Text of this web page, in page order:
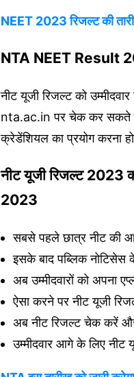
NEET 2023 रिजल्ट की
NTA NEET Result
नीट यूजी रिजल्ट को
nta.ac.in पर चेक कर सकते हैं.
क्रेडेंशियल का प्रयोग करना
नीट यूजी रिजल्ट
2023
सबसे पहले छात्र नीट की
इसके बाद पब्लिक
अब उम्मीदवारों को अपना
ऐसा करने पर नीट यूजी
अब नीट रिजल्ट चेक करें
उम्मीदवार आगे के लिए